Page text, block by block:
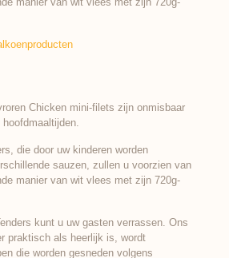
Chicken mini-filets zijn onmisbaar
die door uw kinderen worden
sauzen, zullen u voorzien van
manier van wit vlees met zijn 720g-
kunt u uw gasten verrassen. Ons
praktisch als heerlijk is, wordt
die worden gesneden volgens